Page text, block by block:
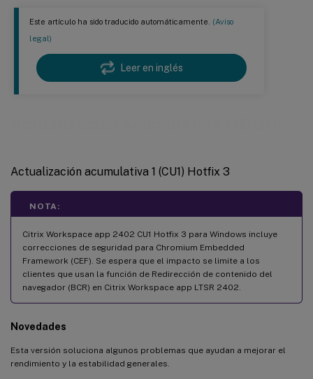
Este artículo ha sido traducido automáticamente. (Aviso
legal)
Leer en inglés
Actualización acumulativa 1 (CU1) Hotfix 3
NOTA:
Citrix Workspace app 2402 CU1 Hotfix 3 para Windows incluye
correcciones de seguridad para Chromium Embedded
Framework (CEF). Se espera que el impacto se limite a los
clientes que usan la función de Redirección de contenido del
navegador (BCR) en Citrix Workspace app LTSR 2402.
Novedades
Esta versión soluciona algunos problemas que ayudan a mejorar el
rendimiento y la estabilidad generales.